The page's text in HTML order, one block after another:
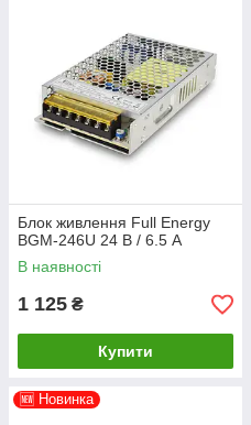
Блок живлення Full Energy
BGM-246U 24 В / 6.5 А
В наявності
1 125 ₴
Купити
🆕 Новинка